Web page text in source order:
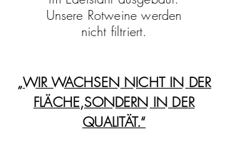
Unsere Rotweine werden
nicht filtriert.
„WIR WACHSEN NICHT IN DER
FLÄCHE,SONDERN IN DER
QUALITÄT.“